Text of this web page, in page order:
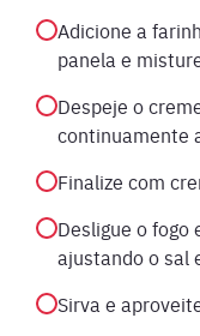
Adicione a
panela e
Despeje o
continuamente
Finalize com
Desligue o
ajustando o sal
Sirva e